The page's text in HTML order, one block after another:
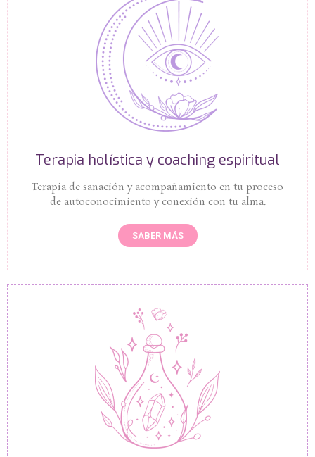
Terapia holística y coaching espiritual
Terapia de sanación y acompañamiento en tu proceso
de autoconocimiento y conexión con tu alma.
SABER MÁS